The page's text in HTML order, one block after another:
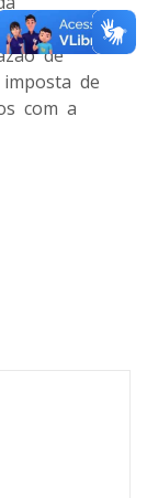
de
de
de
com a